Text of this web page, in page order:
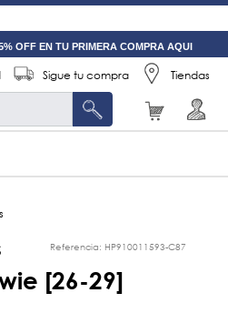
OFF EN TU PRIMERA COMPRA AQUI
Sigue tu compra Tiendas
Referencia: HP910011593-C87
[26-29]